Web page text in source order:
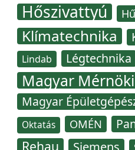
Hőszivattyú
Klímatechnika
Lindab Légtechnika
Magyar
Magyar
Oktatás OMÉN
Rehau Siemens